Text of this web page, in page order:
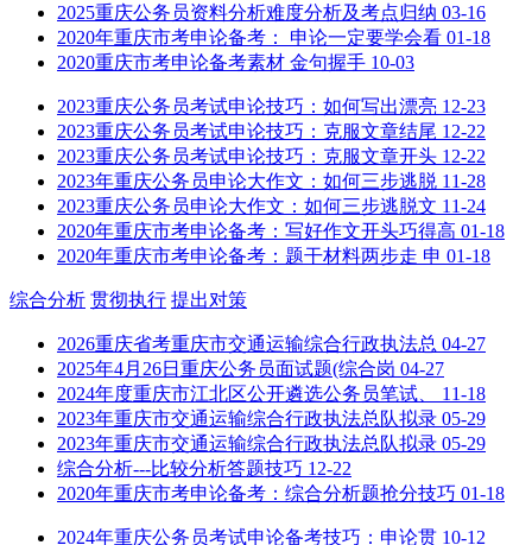
2025重庆公务员资料分析难度分析及考点归纳 03-16
2020年重庆市考申论备考： 申论一定要学会看 01-18
2020重庆市考申论备考素材 金句握手 10-03
2023重庆公务员考试申论技巧：如何写出漂亮 12-23
2023重庆公务员考试申论技巧：克服文章结尾 12-22
2023重庆公务员考试申论技巧：克服文章开头 12-22
2023年重庆公务员申论大作文：如何三步逃脱 11-28
2023重庆公务员申论大作文：如何三步逃脱文 11-24
2020年重庆市考申论备考：写好作文开头巧得高 01-18
2020年重庆市考申论备考：题干材料两步走 申 01-18
综合分析 贯彻执行 提出对策
2026重庆省考重庆市交通运输综合行政执法总 04-27
2025年4月26日重庆公务员面试题(综合岗 04-27
2024年度重庆市江北区公开遴选公务员笔试、 11-18
2023年重庆市交通运输综合行政执法总队拟录 05-29
2023年重庆市交通运输综合行政执法总队拟录 05-29
综合分析---比较分析答题技巧 12-22
2020年重庆市考申论备考：综合分析题抢分技巧 01-18
2024年重庆公务员考试申论备考技巧：申论贯 10-12